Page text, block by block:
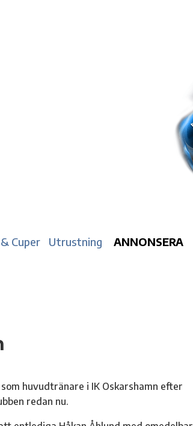
Cuper Utrustning ANNONSERA
huvudtränare i IK Oskarshamn efter
redan nu.